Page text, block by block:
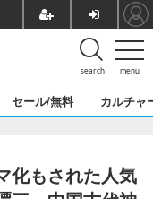
menu
search
セール/無料 カルチャ
化もされた人気